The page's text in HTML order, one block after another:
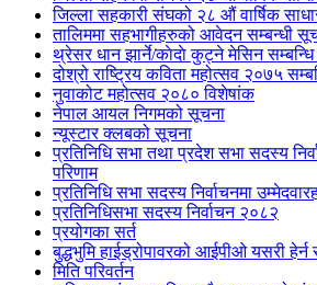
जिल्ला सहकारी संघको २८ औं वार्षिक
तालिममा सहभागीहरुको आवेदन सम्बन्धी
थ्रेसर धान झार्ने/काेदाे कुट्ने मेसिन
दोश्रो राष्ट्रिय कविता महोत्सव २०७५
नुवाकोट महोत्सव २०८० विशेषांक
नेपाल आयल निगमको सूचना
न्यूस्टार क्लबको सूचना
प्रतिनिधि सभा तथा प्रदेश सभा सदस्य
परिणाम
प्रतिनिधि सभा सदस्य निर्वाचनमा
प्रतिनिधिसभा सदस्य निर्वाचन २०८२
प्रयोगका सर्त
बुद्धभुमि हाईड्रोपावरको आईपीओ यसरी
मिति परिवर्तन